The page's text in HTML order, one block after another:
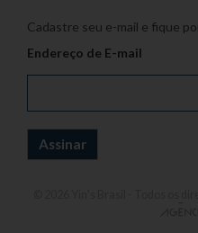
Cadastre seu e-mail e fique
Endereço de E-mail